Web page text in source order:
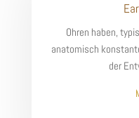
Ohren haben,
anatomisch
der